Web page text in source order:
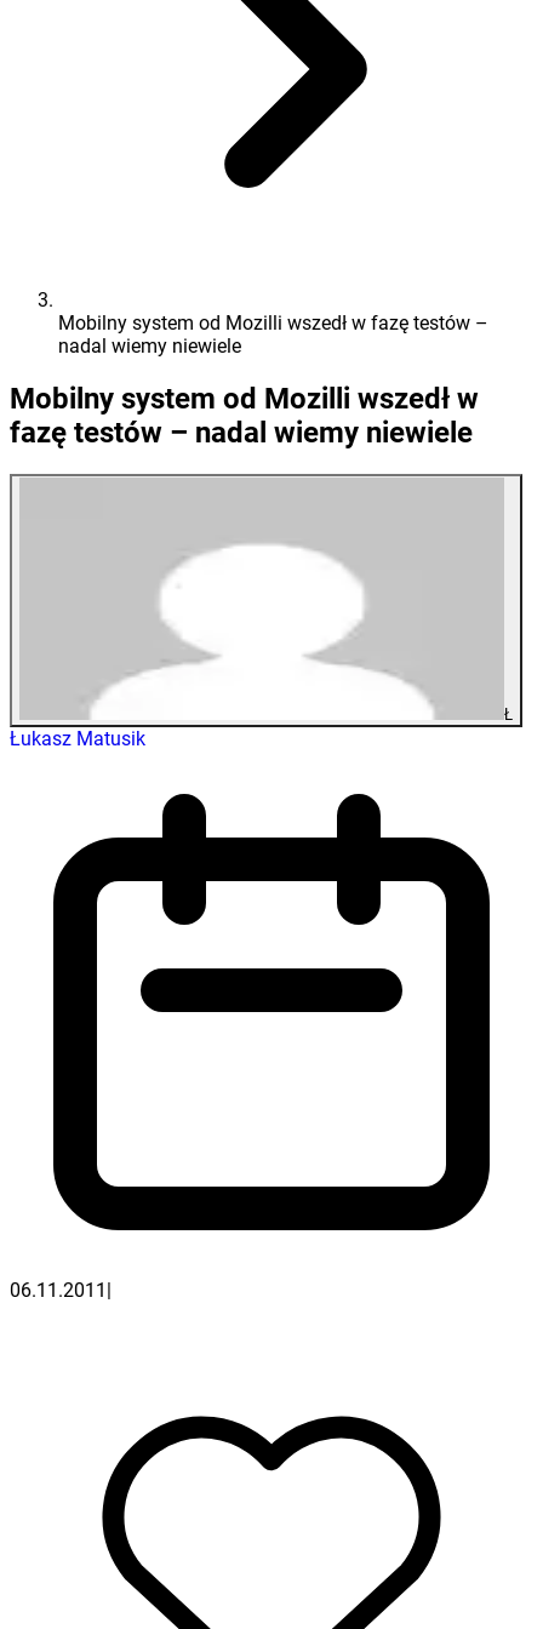
Mobilny system od Mozilli wszedł w fazę testów –
nadal wiemy niewiele
Mobilny system od Mozilli wszedł w
fazę testów – nadal wiemy niewiele
Ł
Łukasz Matusik
06.11.2011 |